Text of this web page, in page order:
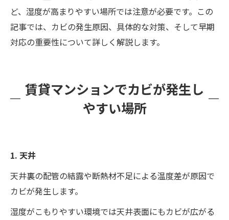
ど、湿度が高まりやすい場所では注意が必要です。この
記事では、カビの発生原因、具体的な対策、そして早期
対応の重要性について詳しく解説します。
賃貸マンションでカビが発生し
やすい場所
1. 天井
天井裏の配管の結露や断熱材不足による温度差が原因で
カビが発生します。
湿度がこもりやすい環境では天井表面にもカビが広がる